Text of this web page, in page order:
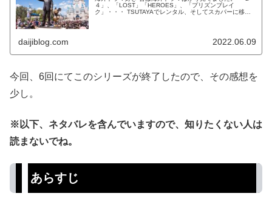
４」、「LOST」「HEROES」、「プリズンブレイ
ク」・・・ TSUTAYAでレンタル、そしてスカパーに移り
daijiblog.com 2022.06.09
今回、6回にてこのシリーズが終了したので、その感想を
少し。
※以下、ネタバレを含んでいますので、知りたくない人は
読まないでね。
あらすじ